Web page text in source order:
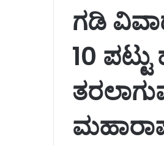
ಗಡಿ
10